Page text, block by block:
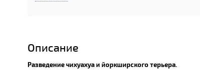
Описание
Разведение чихуахуа и йоркширского терьера.